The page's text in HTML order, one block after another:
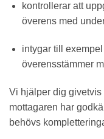
kontrollerar att
överens med
intygar till
överensstämmer
Vi hjälper dig givetvis
mottagaren har
behövs